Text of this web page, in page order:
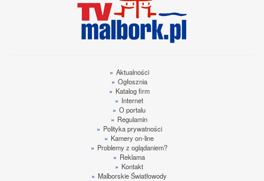
» Aktualności
» Ogłosznia
» Katalog firm
» Internet
» O portalu
» Regulamin
» Polityka prywatności
» Kamery on-line
» Problemy z oglądaniem?
» Reklama
» Kontakt
» Malborskie Światłowody